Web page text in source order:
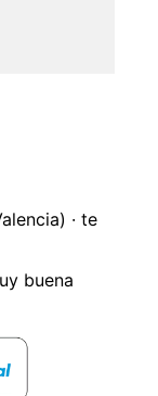
· te
buena